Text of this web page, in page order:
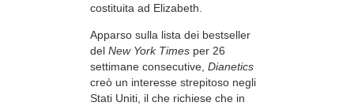
costituita ad Elizabeth.
Apparso sulla lista dei bestseller
del New York Times per 26
settimane consecutive, Dianetics
creò un interesse strepitoso negli
Stati Uniti, il che richiese che in